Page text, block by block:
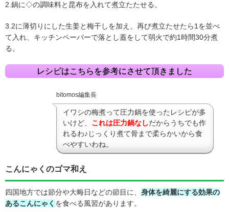
2.鍋に◇の調味料と昆布を入れて煮立たたせる。
3.2に薄切りにした生姜と梅干しを加え、再び煮立たせたら1を並べ
て入れ、キッチンペーパーで落とし蓋をして弱火で約1時間30分煮
る。
レシピはこちらを参考にさせて頂きました
bitomos編集長
イワシの梅煮って圧力鍋を使ったレシピが多
いけど、 これは圧力鍋なしだからうちでも作
れるわ♪じっくり煮て骨まで柔らかいから食
べやすいわね。
こんにゃくのゴマ和え
四国地方では節分や大晦日などの節目に、 身体を綺麗にする効果の
あるこんにゃく を食べる風習があります。